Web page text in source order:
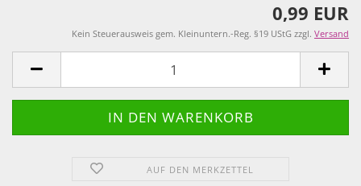
0,99 EUR
Kein Steuerausweis gem. Kleinuntern.-Reg. §19 UStG zzgl. Versand
AUF DEN MERKZETTEL